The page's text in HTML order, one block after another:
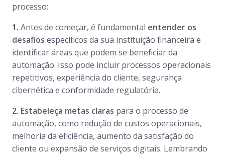
processo:
1. Antes de começar, é fundamental entender os
desafios específicos da sua instituição financeira e
identificar áreas que podem se beneficiar da
automação. Isso pode incluir processos operacionais
repetitivos, experiência do cliente, segurança
cibernética e conformidade regulatória.
2. Estabeleça metas claras ​​para o processo de
automação, como redução de custos operacionais,
melhoria da eficiência, aumento da satisfação do
cliente ou expansão de serviços digitais. Lembrando